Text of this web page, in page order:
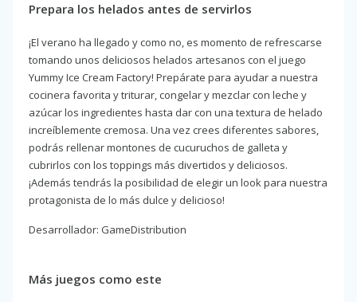
Prepara los helados antes de servirlos
¡El verano ha llegado y como no, es momento de refrescarse
tomando unos deliciosos helados artesanos con el juego
Yummy Ice Cream Factory! Prepárate para ayudar a nuestra
cocinera favorita y triturar, congelar y mezclar con leche y
azúcar los ingredientes hasta dar con una textura de helado
increíblemente cremosa. Una vez crees diferentes sabores,
podrás rellenar montones de cucuruchos de galleta y
cubrirlos con los toppings más divertidos y deliciosos.
¡Además tendrás la posibilidad de elegir un look para nuestra
protagonista de lo más dulce y delicioso!
Desarrollador: GameDistribution
Más juegos como este